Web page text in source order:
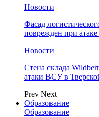
Новости
Фасад
поврежден при
Новости
Стена склада
атаки ВСУ в
Prev Next
Образование
Образование